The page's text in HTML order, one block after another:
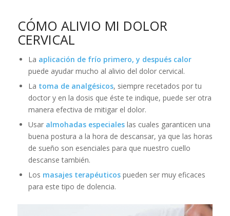
CÓMO ALIVIO MI DOLOR
CERVICAL
La aplicación de frío primero, y después calor
puede ayudar mucho al alivio del dolor cervical.
La toma de analgésicos, siempre recetados por tu
doctor y en la dosis que éste te indique, puede ser otra
manera efectiva de mitigar el dolor.
Usar almohadas especialeslas cuales garanticen una
buena postura a la hora de descansar, ya que las horas
de sueño son esenciales para que nuestro cuello
descanse también.
Los masajes terapéuticospueden ser muy eficaces
para este tipo de dolencia.